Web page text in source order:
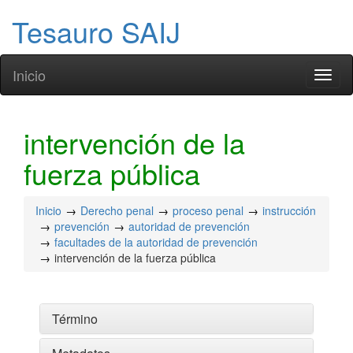
Tesauro SAIJ
Inicio
intervención de la
fuerza pública
Inicio Derecho penal proceso penal
instrucción
prevención
autoridad de prevención
facultades de la autoridad de prevención
intervención de la fuerza pública
Término